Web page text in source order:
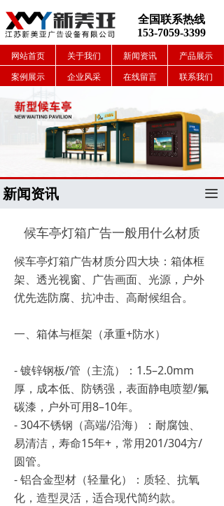
全国联系热线
153-7059-3399
网站首页
关于我们 新闻资讯
产品展示
案例展示
企业风采 在线留言 联系我们
候车亭灯箱广告一般用什么材质
候车亭灯箱广告材质分四大块：箱体框
架、透光视窗、广告画面、光源，户外
优先选防腐、抗冲击、高耐候组合。
一、箱体与框架（承重+防水）
- 镀锌钢板/管（主流）：1.5–2.0mm
厚，成本低、防锈强，表面静电喷塑/氟
碳漆，户外可用8–10年。
- 304不锈钢（高端/沿海）：耐腐蚀、
易清洁，寿命15年+，常用201/304方/
圆管。
- 铝合金型材（轻量化）：质轻、抗氧
化，造型灵活，适合现代简约款。
新闻资讯 끀